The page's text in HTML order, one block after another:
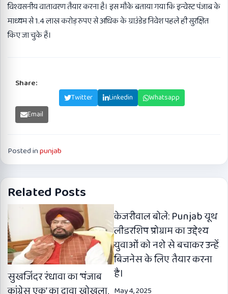
विश्वसनीय वातावरण तैयार करना है। इस मौके बताया गया कि इन्वेस्ट पंजाब के
माध्यम से 1.4 लाख करोड़ रुपए से अधिक के ग्राउंडेड निवेश पहले ही सुरक्षित
किए जा चुके हैं।
Share:
Twitter Linkedin
Whatsapp
Email
Posted inpunjab
Related Posts
सुखजिंदर रंधावा का ‘पंजाब
केजरीवाल बोले: Punjab यूथ
लीडरशिप प्रोग्राम का उद्देश्य
युवाओं को नशे से बचाकर उन्हें
बिजनेस के लिए तैयार करना
है।
May 4, 2025